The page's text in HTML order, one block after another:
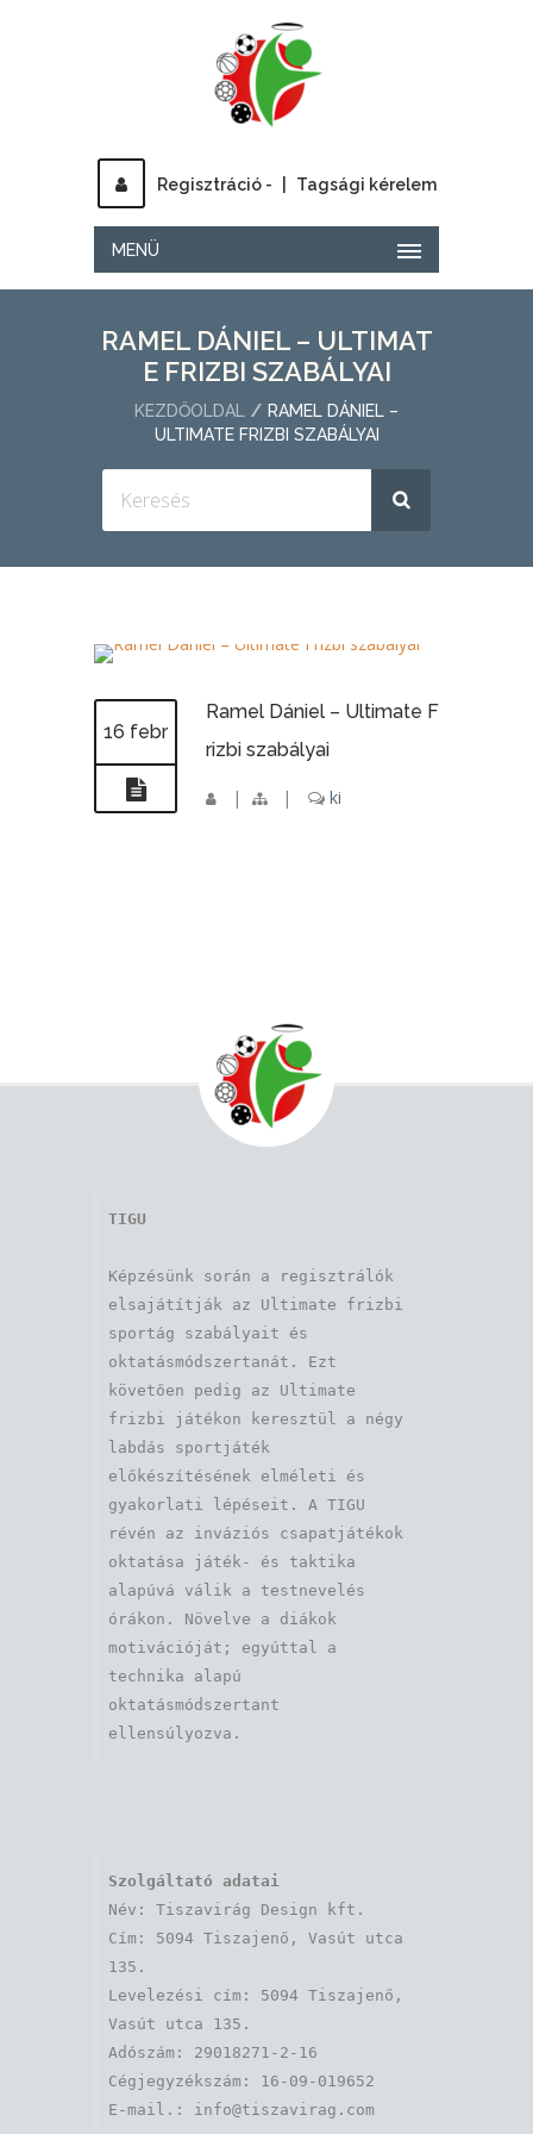
Regisztráció - Tagsági kérelem
MENÜ
RAMEL DÁNIEL – ULTIMAT
E FRIZBI SZABÁLYAI
KEZDŐOLDAL
RAMEL DÁNIEL –
ULTIMATE FRIZBI SZABÁLYAI
16 febr
Ramel Dániel – Ultimate F
rizbi szabályai
| | ki
TIGU
Képzésünk során a regisztrálók
elsajátítják az Ultimate frizbi
sportág szabályait és
oktatásmódszertanát. Ezt
követően pedig az Ultimate
frizbi játékon keresztül a négy
labdás sportjáték
előkészítésének elméleti és
gyakorlati lépéseit. A TIGU
révén az inváziós csapatjátékok
oktatása játék- és taktika
alapúvá válik a testnevelés
órákon. Növelve a diákok
motivációját; egyúttal a
technika alapú
oktatásmódszertant
ellensúlyozva.
Szolgáltató adatai
Név: Tiszavirág Design kft.
Cím: 5094 Tiszajenő, Vasút utca
135.
Levelezési cím: 5094 Tiszajenő,
Vasút utca 135.
Adószám: 29018271-2-16
Cégjegyzékszám: 16-09-019652